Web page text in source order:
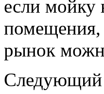
если мойку
помещения,
рынок
Следующий